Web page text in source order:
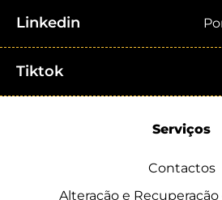
Linkedin
Tiktok
Serviços
Contactos
Alteração e